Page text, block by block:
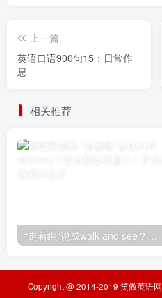
上一篇
英语口语900句15：日常作
息
相关推荐
Copyright @ 2014-2019 笑傲英语网